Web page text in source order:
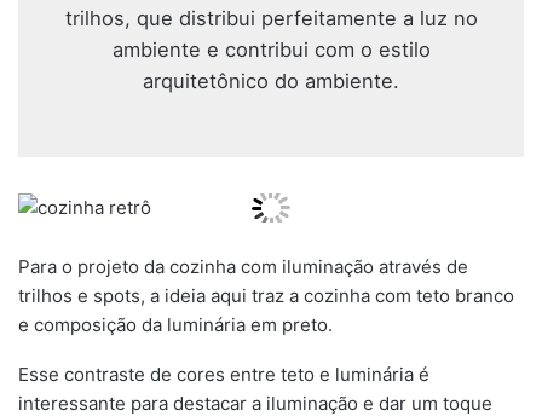
trilhos, que distribui perfeitamente a luz no
ambiente e contribui com o estilo
arquitetônico do ambiente.
Para o projeto da cozinha com iluminação através de
trilhos e spots, a ideia aqui traz a cozinha com teto branco
e composição da luminária em preto.
Esse contraste de cores entre teto e luminária é
interessante para destacar a iluminação e dar um toque